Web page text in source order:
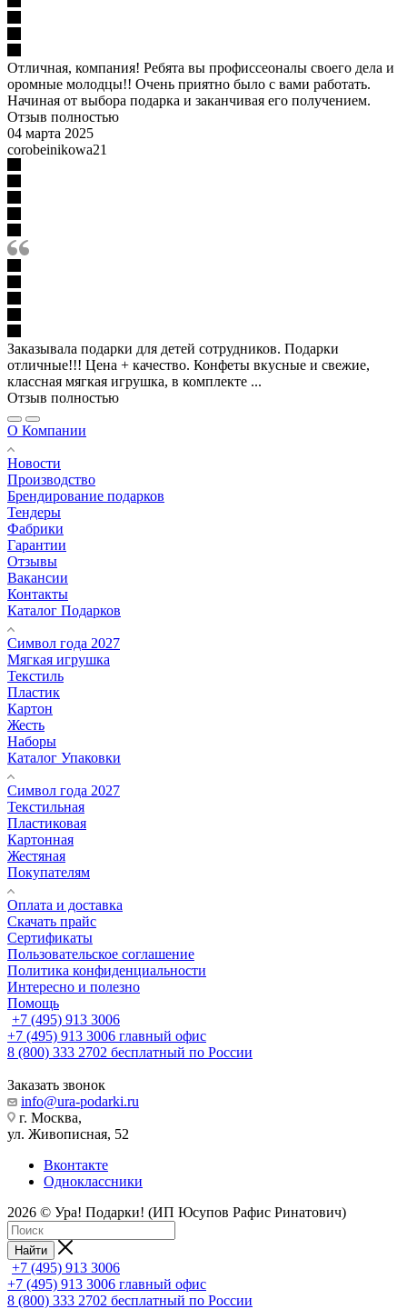
Отличная, компания! Ребята вы профиссеоналы своего дела и
оромные молодцы!! Очень приятно было с вами работать.
Начиная от выбора подарка и заканчивая его получением.
Отзыв полностью
04 марта 2025
corobeinikowa21
Заказывала подарки для детей сотрудников. Подарки
отличные!!! Цена + качество. Конфеты вкусные и свежие,
классная мягкая игрушка, в комплекте ...
Отзыв полностью
О Компании
Новости
Производство
Брендирование подарков
Тендеры
Фабрики
Гарантии
Отзывы
Вакансии
Контакты
Каталог Подарков
Символ года 2027
Мягкая игрушка
Текстиль
Пластик
Картон
Жесть
Наборы
Каталог Упаковки
Символ года 2027
Текстильная
Пластиковая
Картонная
Жестяная
Покупателям
Оплата и доставка
Скачать прайс
Сертификаты
Пользовательское соглашение
Политика конфиденциальности
Интересно и полезно
Помощь
+7 (495) 913 3006
+7 (495) 913 3006 главный офис
8 (800) 333 2702 бесплатный по России
Заказать звонок
info@ura-podarki.ru
г. Москва,
ул. Живописная, 52
Вконтакте
Одноклассники
2026 © Ура! Подарки! (ИП Юсупов Рафис Ринатович)
Найти
+7 (495) 913 3006
+7 (495) 913 3006 главный офис
8 (800) 333 2702 бесплатный по России